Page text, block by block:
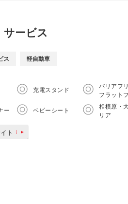
サービス
ス 軽自動車
充電スタンド
バリアフ
フラット
ー ベビーシート
相模原・
リア
ト